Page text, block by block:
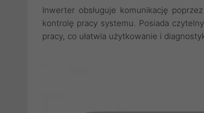
Inwerter obsługuje komunikację
kontrolę pracy systemu. Posiada
pracy, co ułatwia użytkowanie i